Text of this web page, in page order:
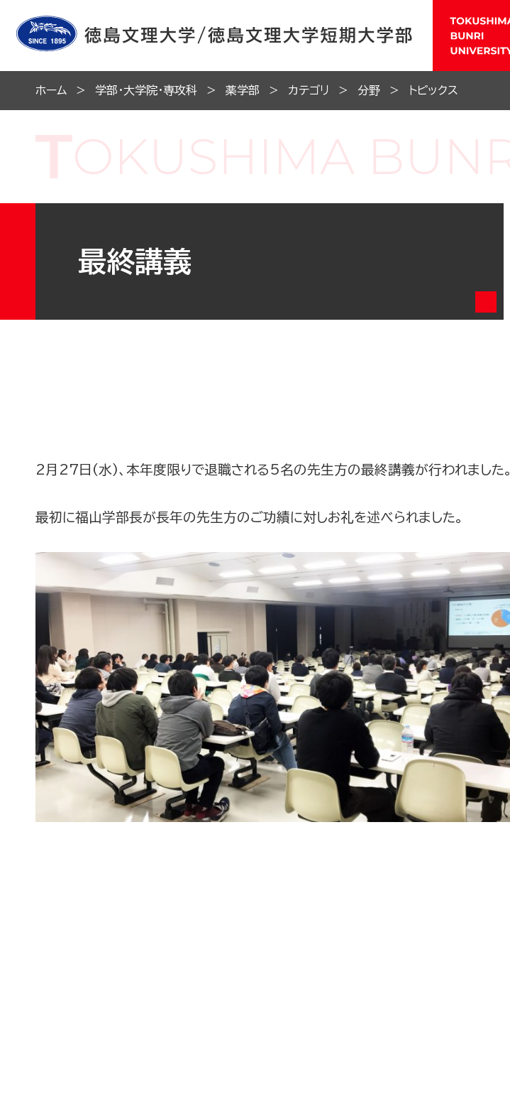
ホーム 学部・大学院・専攻科 薬学部 カテゴリ 分野 トピックス
最終講義
2月27日(水)、本年度限りで退職される5名の先生方の最終講義が行われました。
最初に福山学部長が長年の先生方のご功績に対しお礼を述べられました。